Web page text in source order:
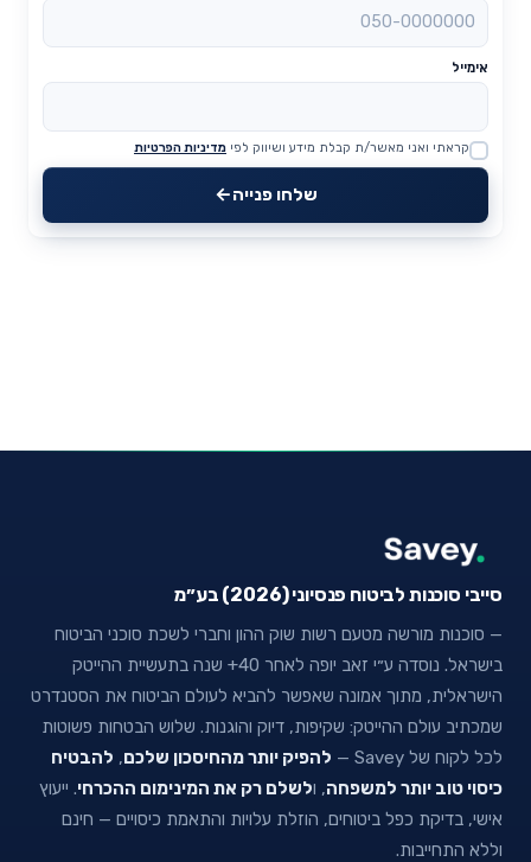
אימייל
Website
קראתי ואני מאשר/ת קבלת מידע ושיווק לפי מדיניות הפרטיות
שלחו פנייה
סייבי סוכנות לביטוח פנסיוני (2026) בע״מ
— סוכנות מורשה מטעם רשות שוק ההון וחברי לשכת סוכני הביטוח
בישראל. נוסדה ע״י זאב יופה לאחר 40+ שנה בתעשיית ההייטק
הישראלית, מתוך אמונה שאפשר להביא לעולם הביטוח את הסטנדרט
שמכתיב עולם ההייטק: שקיפות, דיוק והוגנות. שלוש הבטחות פשוטות
לכל לקוח של Savey —
להפיק יותר מהחיסכון שלכם, להבטיח
כיסוי טוב יותר למשפחה, ולשלם רק את המינימום ההכרחי. ייעוץ
אישי, בדיקת כפל ביטוחים, הוזלת עלויות והתאמת כיסויים — חינם
וללא התחייבות.